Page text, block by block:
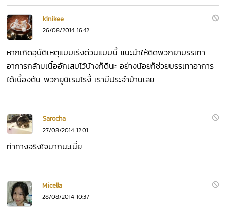
kinikee
26/08/2014 16:42
หากเกิดอุบัติเหตุแบบเร่งด่วนแบบนี้ แนะนำให้ติดพวกยาบรรเทา
อาการกล้ามเนื้ออักเสบไว้บ้างก็ดีนะ อย่างน้อยก็ช่วยบรรเทาอาการ
ได้เบื้องต้น พวกยูนิเรนไรงี้ เรามีประจำบ้านเลย
Sarocha
27/08/2014 12:01
ท่าทางจริงใจมากนะเนี่ย
Micella
28/08/2014 10:37